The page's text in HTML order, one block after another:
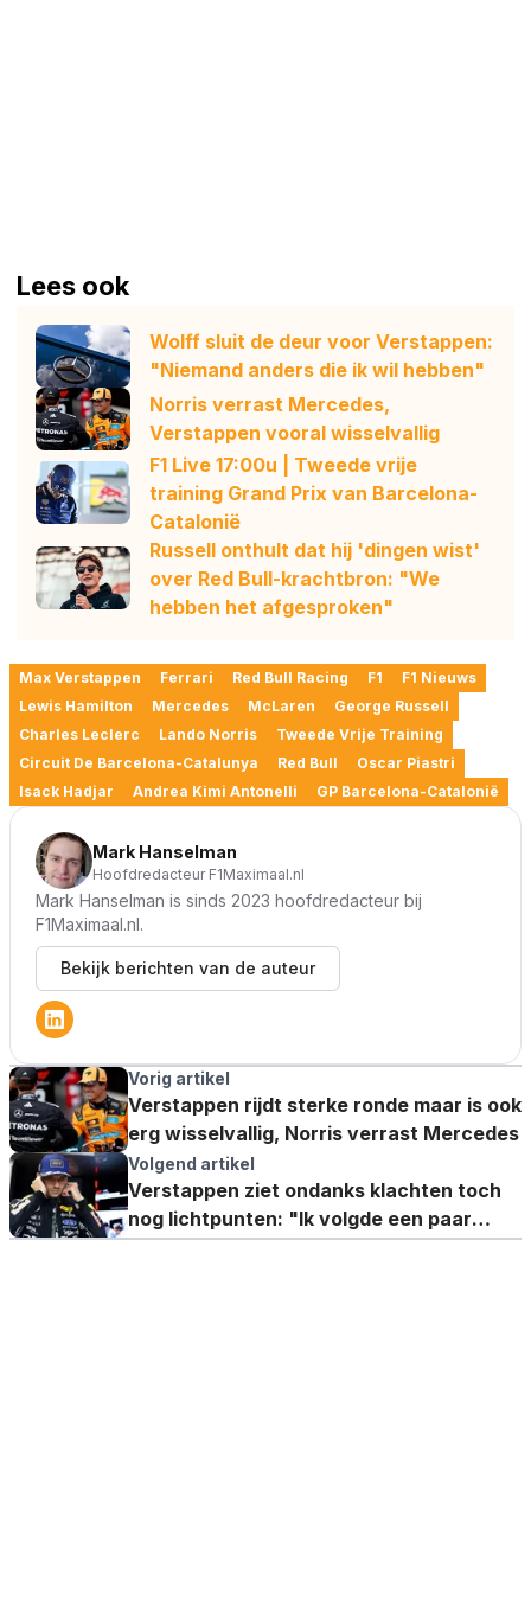
Lees ook
Wolff sluit de deur voor Verstappen:
"Niemand anders die ik wil hebben"
Norris verrast Mercedes,
Verstappen vooral wisselvallig
F1 Live 17:00u | Tweede vrije
training Grand Prix van Barcelona-
Catalonië
Russell onthult dat hij 'dingen wist'
over Red Bull-krachtbron: "We
hebben het afgesproken"
Max Verstappen Ferrari Red Bull Racing F1
F1 Nieuws
Lewis Hamilton
Mercedes McLaren
George Russell
Charles Leclerc
Lando Norris
Tweede Vrije Training
Circuit De Barcelona-Catalunya
Red Bull
Oscar Piastri
Isack Hadjar
Andrea Kimi Antonelli GP Barcelona-Catalonië
Mark Hanselman
Hoofdredacteur F1Maximaal.nl
Mark Hanselman is sinds 2023 hoofdredacteur bij
F1Maximaal.nl.
Bekijk berichten van de auteur
Vorig artikel
Verstappen rijdt sterke ronde maar is ook
erg wisselvallig, Norris verrast Mercedes
Volgend artikel
Verstappen ziet ondanks klachten toch
nog lichtpunten: "Ik volgde een paar
andere coureurs"